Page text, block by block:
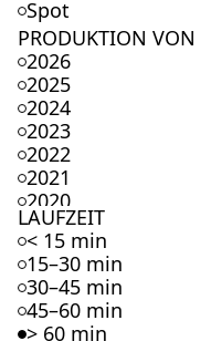
Spot
PRODUKTION VON
2026
2025
2024
2023
2022
2021
2020
2019
2018
2017
2016
2015
LAUFZEIT
< 15 min
15–30 min
30–45 min
45–60 min
> 60 min